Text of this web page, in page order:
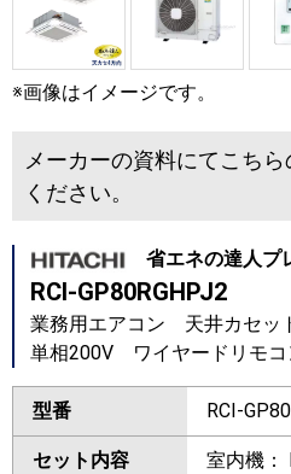
※画像はイメージです。
メーカーの資料にてこち
ください。
省エネの達人プ
RCI-GP80RGHPJ2
業務用エアコン 天井カセ
単相200V ワイヤードリモ
型番 RCI-
セット内容
室内機：